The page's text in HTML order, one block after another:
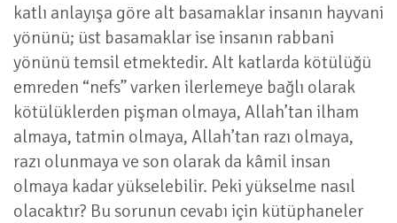
katlı anlayışa göre alt basamaklar insanın hayvani
yönünü; üst basamaklar ise insanın rabbani
yönünü temsil etmektedir. Alt katlarda kötülüğü
emreden “nefs” varken ilerlemeye bağlı olarak
kötülüklerden pişman olmaya, Allah’tan ilham
almaya, tatmin olmaya, Allah’tan razı olmaya,
razı olunmaya ve son olarak da kâmil insan
olmaya kadar yükselebilir. Peki yükselme nasıl
olacaktır? Bu sorunun cevabı için kütüphaneler